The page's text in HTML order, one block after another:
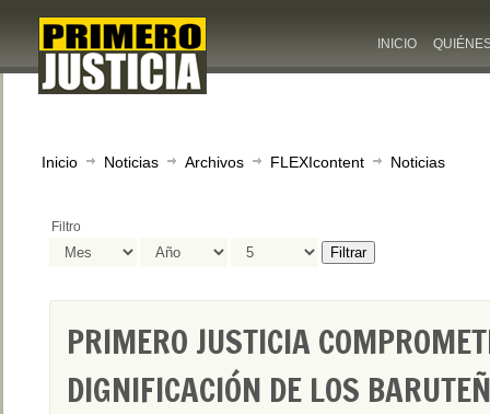
INICIO
Inicio Noticias Archivos FLEXIcontent Noticias
Filtro
Filtrar
PRIMERO JUSTICIA
DIGNIFICACIÓN DE LOS